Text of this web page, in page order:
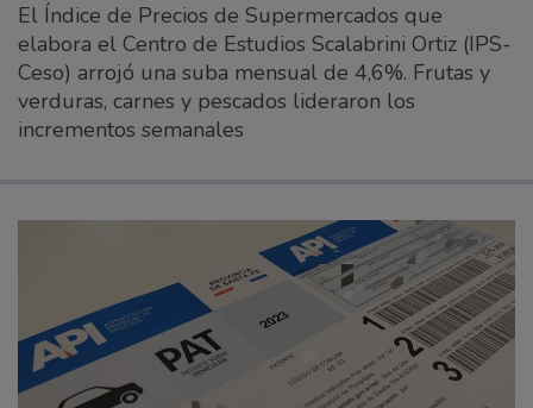
El Índice de Precios de Supermercados que
elabora el Centro de Estudios Scalabrini Ortiz (IPS-
Ceso) arrojó una suba mensual de 4,6%. Frutas y
verduras, carnes y pescados lideraron los
incrementos semanales